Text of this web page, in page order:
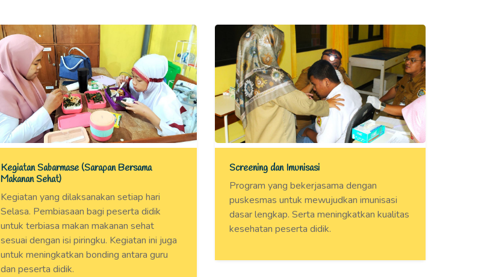
Kegiatan Sabarmase (Sarapan Bersama
Makanan Sehat)
Kegiatan yang dilaksanakan setiap hari
Selasa. Pembiasaan bagi peserta didik
untuk terbiasa makan makanan sehat
sesuai dengan isi piringku. Kegiatan ini juga
untuk meningkatkan bonding antara guru
dan peserta didik.
Screening dan Imunisasi
Program yang bekerjasama dengan
puskesmas untuk mewujudkan imunisasi
dasar lengkap. Serta meningkatkan kualitas
kesehatan peserta didik.